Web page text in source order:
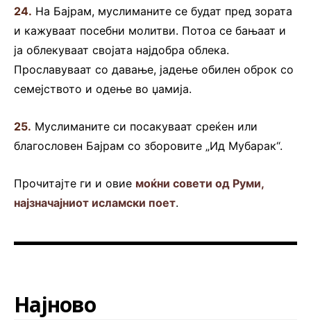
24. На Бајрам, муслиманите се будат пред зората
и кажуваат посебни молитви. Потоа се бањаат и
ја облекуваат својата најдобра облека.
Прославуваат со давање, јадење обилен оброк со
семејството и одење во џамија.
25. Муслиманите си посакуваат среќен или
благословен Бајрам со зборовите „Ид Мубарак“.
Прочитајте ги и овие моќни совети од Руми,
најзначајниот исламски поет.
Најново